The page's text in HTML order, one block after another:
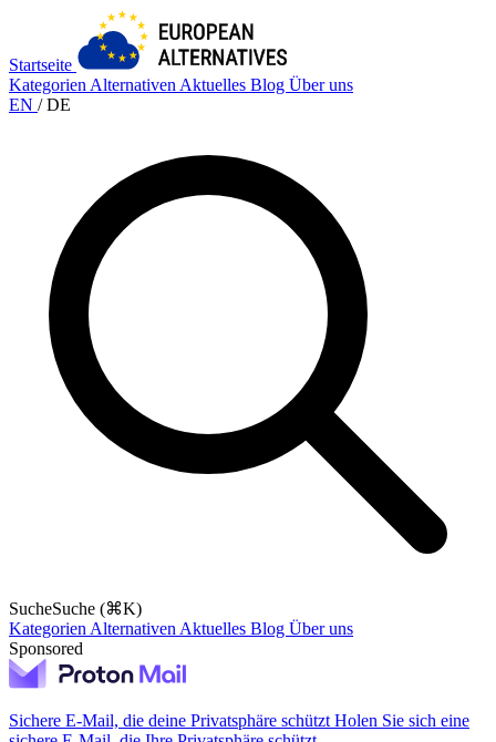
Startseite
Kategorien Alternativen Aktuelles Blog Über uns
EN / DE
SucheSuche (⌘K)
Kategorien Alternativen Aktuelles Blog Über uns
Sponsored
Sichere E-Mail, die deine Privatsphäre schützt Holen Sie sich eine